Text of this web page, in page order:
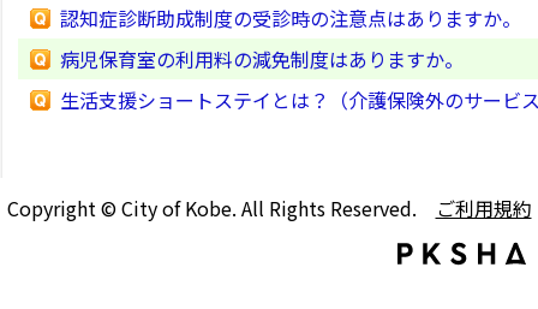
認知症診断助成制度の受診時の注意点はありますか。
病児保育室の利用料の減免制度はありますか。
生活支援ショートステイとは？（介護保険外のサービ
Copyright © City of Kobe. All Rights Reserved. ご利用規約